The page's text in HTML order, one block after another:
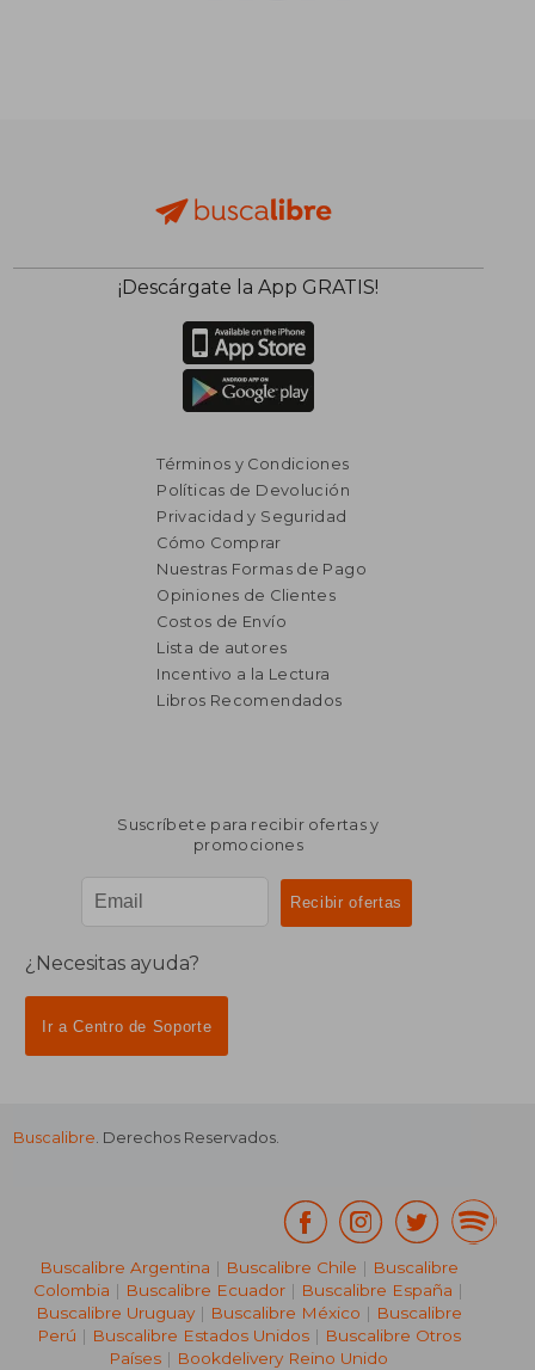
¡Descárgate la App GRATIS!
Términos y Condiciones
Políticas de Devolución
Privacidad y Seguridad
Cómo Comprar
Nuestras Formas de Pago
Opiniones de Clientes
Costos de Envío
Lista de autores
Incentivo a la Lectura
Libros Recomendados
Suscríbete para recibir ofertas y
promociones
¿Necesitas ayuda?
Ir a Centro de Soporte
Buscalibre. Derechos Reservados.
Buscalibre Argentina | Buscalibre Chile | Buscalibre
Colombia | Buscalibre Ecuador | Buscalibre España |
Buscalibre Uruguay| Buscalibre México | Buscalibre
Perú | Buscalibre Estados Unidos| Buscalibre Otros
Países | Bookdelivery Reino Unido